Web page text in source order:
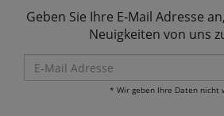
Geben Sie Ihre E-Mail Adresse
Neuigkeiten von uns
Mail
Adresse
* Wir geben Ihre Daten nicht